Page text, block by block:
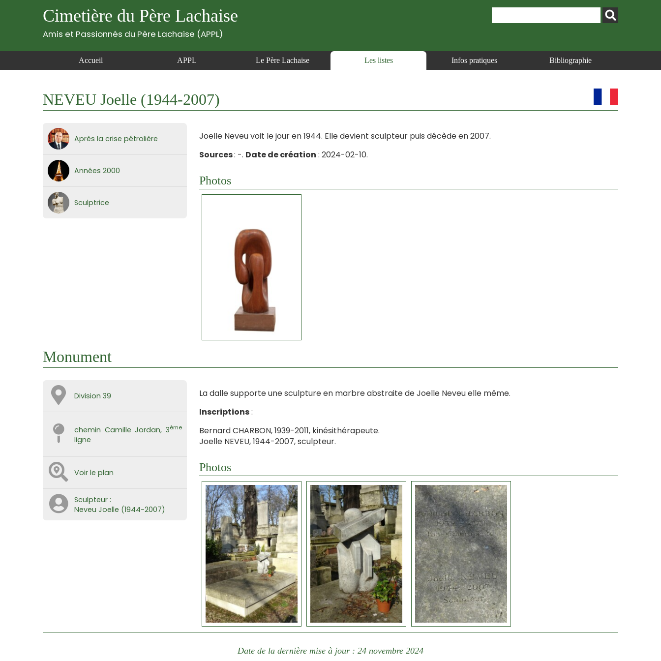
Cimetière du Père Lachaise
Amis et Passionnés du Père Lachaise (APPL)
Accueil APPL Le Père Lachaise Les listes Infos pratiques Bibliographie
NEVEU Joelle (1944-2007)
Après la crise pétrolière
Années 2000
Sculptrice
Joelle Neveu voit le jour en 1944. Elle devient sculpteur puis décède en 2007.
Sources: -. Date de création : 2024-02-10.
Photos
Monument
Division 39
chemin Camille Jordan, 3ème
ligne
Voir le plan
Sculpteur :
Neveu Joelle (1944-2007)
La dalle supporte une sculpture en marbre abstraite de Joelle Neveu elle même.
Inscriptions:
Bernard CHARBON, 1939-2011, kinésithérapeute.
Joelle NEVEU, 1944-2007, sculpteur.
Photos
Date de la dernière mise à jour : 24 novembre 2024